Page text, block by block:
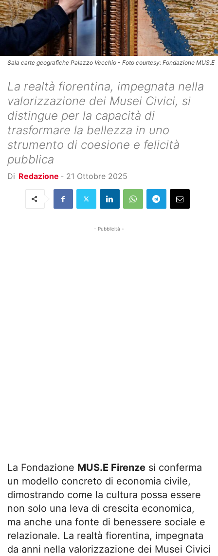
Sala carte geografiche Palazzo Vecchio - Foto courtesy: Fondazione MUS.E
La realtà fiorentina, impegnata nella
valorizzazione dei Musei Civici, si
distingue per la capacità di
trasformare la bellezza in uno
strumento di coesione e felicità
pubblica
Di Redazione - 21 Ottobre 2025
- Pubblicità -
La Fondazione MUS.E Firenze si conferma
un modello concreto di economia civile,
dimostrando come la cultura possa essere
non solo una leva di crescita economica,
ma anche una fonte di benessere sociale e
relazionale. La realtà fiorentina, impegnata
da anni nella valorizzazione dei Musei Civici